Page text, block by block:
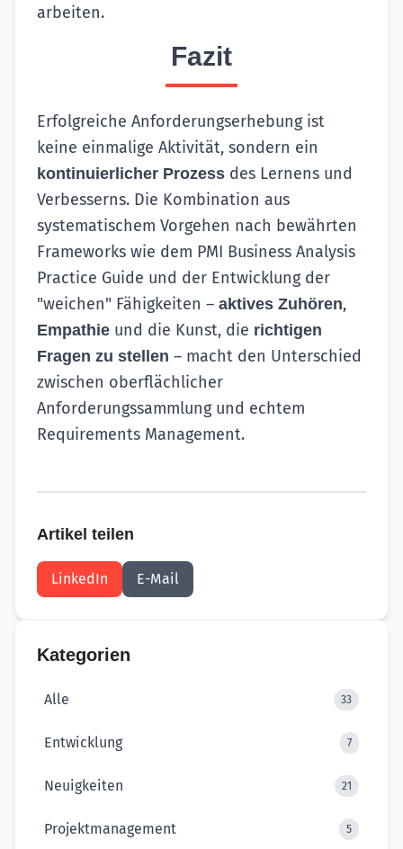
Kategorien
Alle 33
Entwicklung 7
Neuigkeiten 21
Projektmanagement 5
arbeiten.
Fazit
Erfolgreiche Anforderungserhebung ist
keine einmalige Aktivität, sondern ein
kontinuierlicher Prozess des Lernens und
Verbesserns. Die Kombination aus
systematischem Vorgehen nach bewährten
Frameworks wie dem PMI Business Analysis
Practice Guide und der Entwicklung der
"weichen" Fähigkeiten – aktives Zuhören,
Empathie und die Kunst, die richtigen
Fragen zu stellen – macht den Unterschied
zwischen oberflächlicher
Anforderungssammlung und echtem
Requirements Management.
Artikel teilen
LinkedIn E-Mail